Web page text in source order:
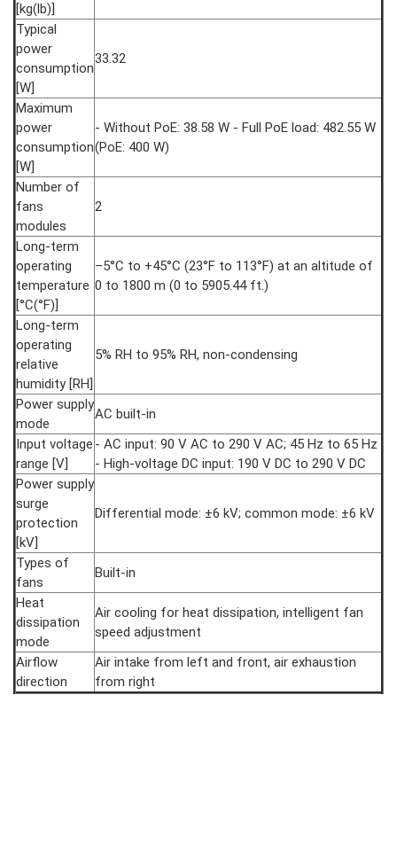
[kg(lb)]
Typical
power
consumption
[W]
33.32
Maximum
power
consumption
[W]
- Without PoE: 38.58 W - Full PoE load: 482.55 W
(PoE: 400 W)
Number of
fans
modules
2
Long-term
operating
temperature
[°C(°F)]
–5°C to +45°C (23°F to 113°F) at an altitude of
0 to 1800 m (0 to 5905.44 ft.)
Long-term
operating
relative
humidity [RH]
5% RH to 95% RH, non-condensing
Power supply
mode
AC built-in
Input voltage
range [V]
- AC input: 90 V AC to 290 V AC; 45 Hz to 65 Hz
- High-voltage DC input: 190 V DC to 290 V DC
Power supply
surge
protection
[kV]
Differential mode: ±6 kV; common mode: ±6 kV
Types of
fans
Built-in
Heat
dissipation
mode
Air cooling for heat dissipation, intelligent fan
speed adjustment
Airflow
direction
Air intake from left and front, air exhaustion
from right